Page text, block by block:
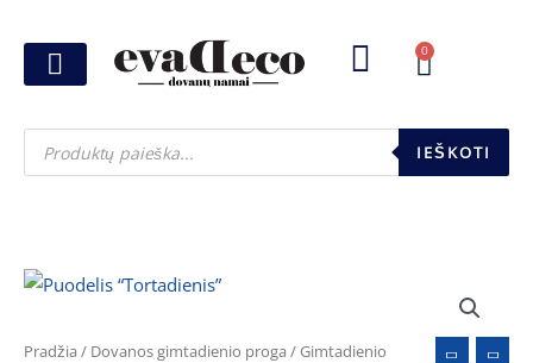
prie
turinio
0
Cart
Products
search IEŠKOTI
Pradžia / Dovanos gimtadienio proga /Gimtadienio
produkto
Puodelis